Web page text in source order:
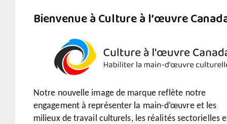
Bienvenue à Culture à l’œuvre
Notre nouvelle image de marque reflète notre
engagement à représenter la main-d’œuvre et les
milieux de travail culturels, les réalités sectorielles